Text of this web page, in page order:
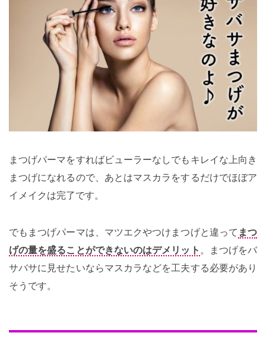
まつげパーマをすればビューラーなしでもキレイな上向き
まつげになれるので、あとはマスカラをするだけでほぼア
イメイクは完了です。
でもまつげパーマは、マツエクやつけまつげと違って まつ
げの量を盛ることができないのはデメリット 。まつげをバ
サバサに見せたいならマスカラなどを工夫する必要があり
そうです。